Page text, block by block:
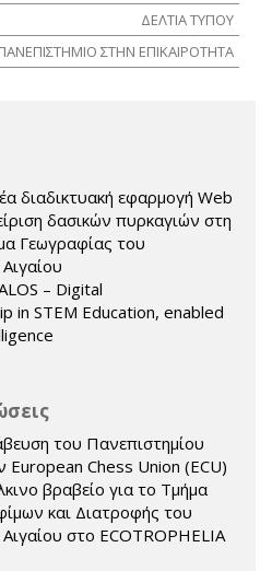
ΔΕΛΤΙΑ ΤΥΠΟΥ
ΣΤΗΝ ΕΠΙΚΑΙΡΟΤΗΤΑ
διαδικτυακή εφαρμογή Web
δασικών πυρκαγιών στη
Γεωγραφίας του
– Digital
in STEM Education, enabled
του Πανεπιστημίου
European Chess Union (ECU)
βραβείο για το Τμήμα
και Διατροφής του
στο ECOTROPHELIA